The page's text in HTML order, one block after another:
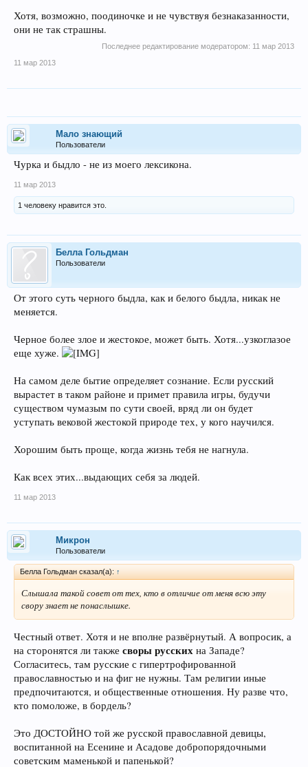
Хотя, возможно, поодиночке и не чувствуя безнаказанности,
они не так страшны.
Последнее редактирование модератором: 11 мар 2013
11 мар 2013
Мало знающий
Пользователи
Чурка и быдло - не из моего лексикона.
11 мар 2013
1 человеку нравится это.
Белла Гольдман
Пользователи
От этого суть черного быдла, как и белого быдла, никак не
меняется.
Черное более злое и жестокое, может быть. Хотя...узкоглазое
еще хуже.
На самом деле бытие определяет сознание. Если русский
вырастет в таком районе и примет правила игры, будучи
существом чумазым по сути своей, вряд ли он будет
уступать вековой жестокой природе тех, у кого научился.
Хорошим быть проще, когда жизнь тебя не нагнула.
Как всех этих...выдающих себя за людей.
11 мар 2013
Микрон
Пользователи
Белла Гольдман сказал(а): ↑
Слышала такой совет от тех, кто в отличие от меня всю эту
свору знает не понаслышке.
Честный ответ. Хотя и не вполне развёрнутый. А вопросик, а
на сторонятся ли также своры русских на Западе?
Согласитесь, там русские с гипертрофированной
православностью и на фиг не нужны. Там религии иные
предпочитаются, и общественные отношения. Ну разве что,
кто помоложе, в бордель?
Это ДОСТОЙНО той же русской православной девицы,
воспитанной на Есенине и Асадове добропорядочными
советским маменькой и папенькой?